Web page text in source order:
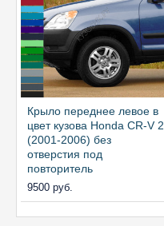
Крыло переднее левое в
цвет кузова Honda CR-V 2
(2001-2006) без
отверстия под
повторитель
9500 руб.